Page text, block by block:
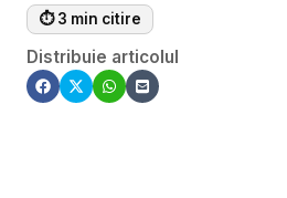
⏱ 3 min citire
Distribuie articolul